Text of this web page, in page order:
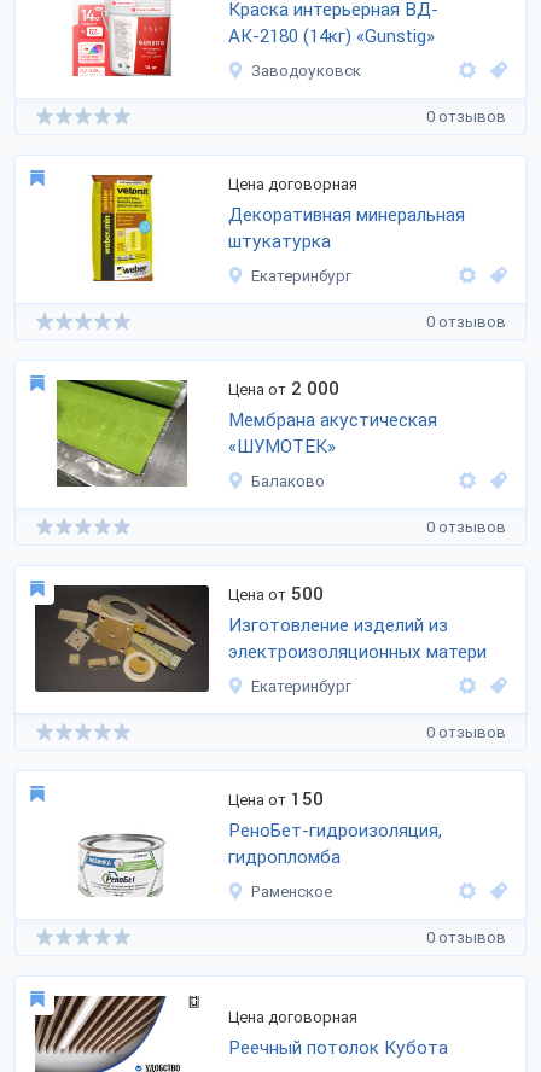
Краска интерьерная ВД-
АК-2180 (14кг) «Gunstig»
Заводоуковск
0 отзывов
Цена договорная
Декоративная минеральная
штукатурка
Екатеринбург
0 отзывов
Цена от 2 000
Мембрана акустическая
«ШУМОТЕК»
Балаково
0 отзывов
Цена от 500
Изготовление изделий из
электроизоляционных матери
Екатеринбург
0 отзывов
Цена от 150
РеноБет-гидроизоляция,
гидропломба
Раменское
0 отзывов
Цена договорная
Реечный потолок Кубота